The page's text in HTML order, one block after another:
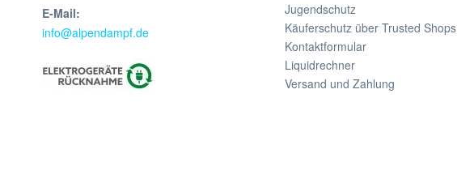
E-Mail:
info@alpendampf.de
Jugendschutz
Käuferschutz über Trusted Shops
Kontaktformular
Liquidrechner
Versand und Zahlung